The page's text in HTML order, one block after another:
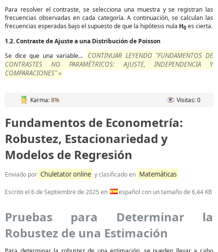
Para resolver el contraste, se selecciona una muestra y se registran las
frecuencias observadas en cada categoría. A continuación, se calculan las
frecuencias esperadas bajo el supuesto de que la hipótesis nula H0 es cierta.
1.2. Contraste de Ajuste a una Distribución de Poisson
Se dice que una variable...
CONTINUAR LEYENDO "FUNDAMENTOS DE
CONTRASTES NO PARAMÉTRICOS: AJUSTE, INDEPENDENCIA Y
COMPARACIONES" »
Karma:8% Visitas: 0
Fundamentos de Econometría:
Robustez, Estacionariedad y
Modelos de Regresión
Enviado por Chuletator online y clasificado en Matemáticas
Escrito el 6 de Septiembre de 2025 en español con un tamaño de 6,44 KB
Pruebas para Determinar la
Robustez de una Estimación